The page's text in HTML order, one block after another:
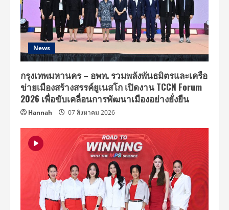
News
กรุงเทพมหานคร – อพท. รวมพลังพันธมิตรและเครือ
ข่ายเมืองสร้างสรรค์ยูเนสโก เปิดงาน TCCN Forum
2026 เพื่อขับเคลื่อนการพัฒนาเมืองอย่างยั่งยืน
Hannah 07 สิงหาคม 2026